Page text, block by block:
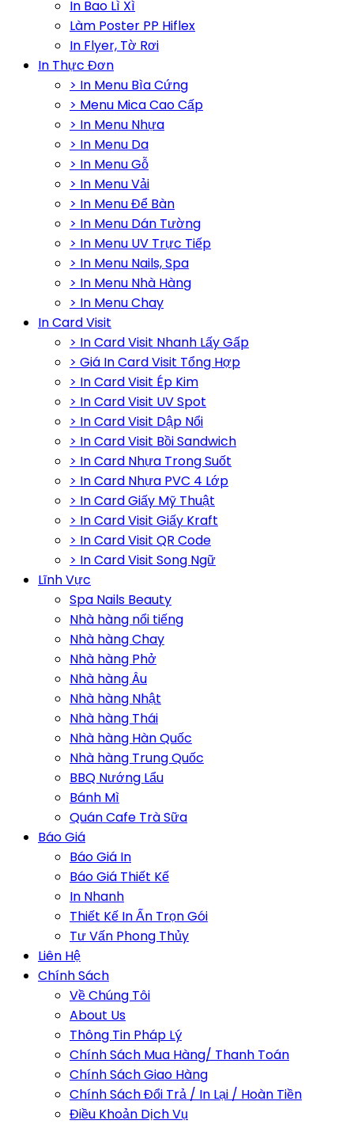
In Bao Lì Xì
Làm Poster PP Hiflex
In Flyer, Tờ Rơi
In Thực Đơn
> In Menu Bìa Cứng
> Menu Mica Cao Cấp
> In Menu Nhựa
> In Menu Da
> In Menu Gỗ
> In Menu Vải
> In Menu Để Bàn
> In Menu Dán Tường
> In Menu UV Trực Tiếp
> In Menu Nails, Spa
> In Menu Nhà Hàng
> In Menu Chay
In Card Visit
> In Card Visit Nhanh Lấy Gấp
> Giá In Card Visit Tổng Hợp
> In Card Visit Ép Kim
> In Card Visit UV Spot
> In Card Visit Dập Nổi
> In Card Visit Bồi Sandwich
> In Card Nhựa Trong Suốt
> In Card Nhựa PVC 4 Lớp
> In Card Giấy Mỹ Thuật
> In Card Visit Giấy Kraft
> In Card Visit QR Code
> In Card Visit Song Ngữ
Lĩnh Vực
Spa Nails Beauty
Nhà hàng nổi tiếng
Nhà hàng Chay
Nhà hàng Phở
Nhà hàng Âu
Nhà hàng Nhật
Nhà hàng Thái
Nhà hàng Hàn Quốc
Nhà hàng Trung Quốc
BBQ Nướng Lẩu
Bánh Mì
Quán Cafe Trà Sữa
Báo Giá
Báo Giá In
Báo Giá Thiết Kế
In Nhanh
Thiết Kế In Ấn Trọn Gói
Tư Vấn Phong Thủy
Liên Hệ
Chính Sách
Về Chúng Tôi
About Us
Thông Tin Pháp Lý
Chính Sách Mua Hàng/ Thanh Toán
Chính Sách Giao Hàng
Chính Sách Đổi Trả / In Lại / Hoàn Tiền
Điều Khoản Dịch Vụ